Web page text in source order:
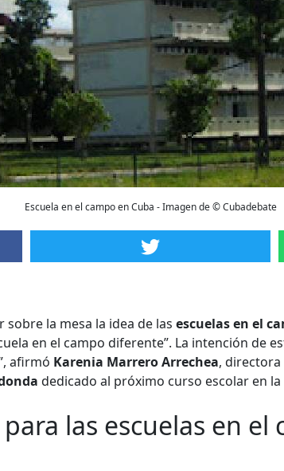
Escuela en el campo en Cuba - Imagen de © Cubadebate
sobre la mesa la idea de las escuelas en el
en el campo diferente”. La intención de
afirmó Karenia Marrero Arrechea, directora
dedicado al próximo curso escolar en la
las escuelas en el